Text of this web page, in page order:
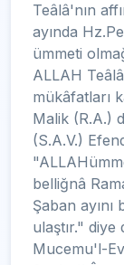
Teâlâ'nın
ayında
ümmeti
ALLAH
mükâfatları
Malik (R.A.)
(S.A.V.)
belliğnâ
Şaban
ulaştır."
Mucemu'l-